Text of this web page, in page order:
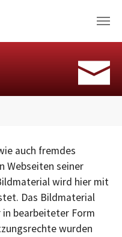
auch fremdes
Webseiten seiner
wird hier mit
Das Bildmaterial
bearbeiteter Form
wurden